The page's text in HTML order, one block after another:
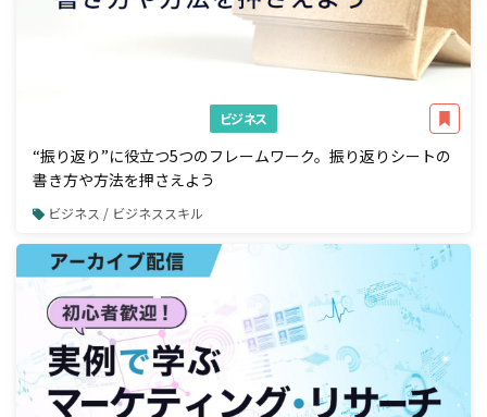
ビジネス
“振り返り”に役立つ5つのフレームワーク。振り返りシートの
書き方や方法を押さえよう
ビジネス / ビジネススキル